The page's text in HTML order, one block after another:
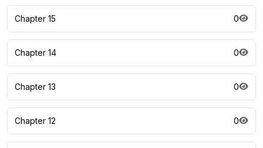
Chapter 15 0
Chapter 14 0
Chapter 13 0
Chapter 12 0